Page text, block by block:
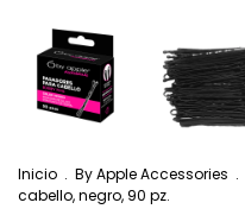
Inicio . By Apple Accessories .
cabello, negro, 90 pz.